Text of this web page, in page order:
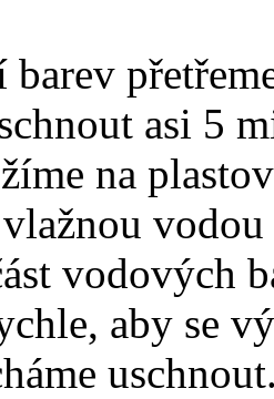
barev
asi 5
na
vodou
vodových
aby se